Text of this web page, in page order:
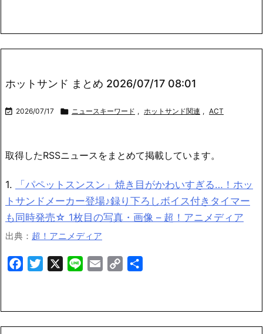
ホットサンド まとめ 2026/07/17 08:01
 2026/07/17  ニュースキーワード , ホットサンド関連 , ACT
取得したRSSニュースをまとめて掲載しています。
1.
「パペットスンスン」焼き目がかわいすぎる…！ホッ
トサンドメーカー登場♪録り下ろしボイス付きタイマー
も同時発売☆ 1枚目の写真・画像 – 超！アニメディア
出典： 超！アニメディア
FacebookTwitter Line Email
Copy